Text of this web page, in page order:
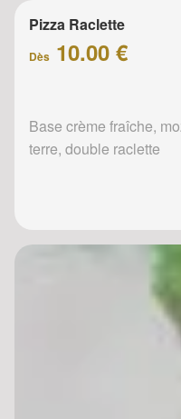
Pizza Raclette
Dès 10.00 €
Base crème fraîche,
terre, double raclette